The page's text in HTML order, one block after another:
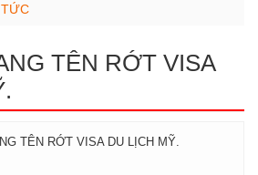
TÊN RỚT VISA
TÊN RỚT VISA DU LỊCH MỸ.